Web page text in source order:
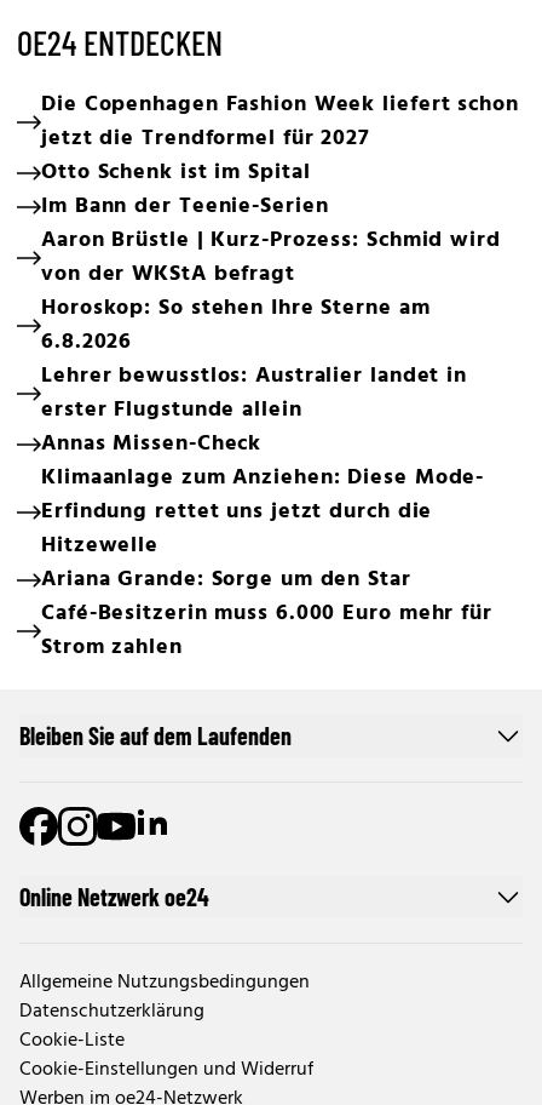
OE24 ENTDECKEN
Die Copenhagen Fashion Week liefert schon
jetzt die Trendformel für 2027
Otto Schenk ist im Spital
Im Bann der Teenie-Serien
Aaron Brüstle | Kurz-Prozess: Schmid wird
von der WKStA befragt
Horoskop: So stehen Ihre Sterne am
6.8.2026
Lehrer bewusstlos: Australier landet in
erster Flugstunde allein
Annas Missen-Check
Klimaanlage zum Anziehen: Diese Mode-
Erfindung rettet uns jetzt durch die
Hitzewelle
Ariana Grande: Sorge um den Star
Café-Besitzerin muss 6.000 Euro mehr für
Strom zahlen
Online Netzwerk oe24
Allgemeine Nutzungsbedingungen
Datenschutzerklärung
Cookie-Liste
Cookie-Einstellungen und Widerruf
Bleiben Sie auf dem Laufenden